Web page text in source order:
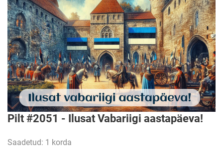
Pilt #2051 - Ilusat Vabariigi aastapäeva!
Saadetud: 1 korda